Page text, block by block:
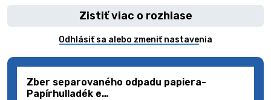
Zistiť viac o rozhlase
Odhlásiť sa alebo zmeniť nastavenia
Zber separovaného odpadu papiera-
Papírhulladék e…